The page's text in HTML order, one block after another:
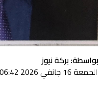
بواسطة: بركة نيوز
الجمعة 16 جانفي 2026 06:42